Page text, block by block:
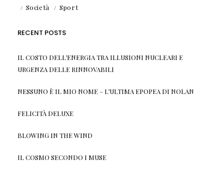
Società
Sport
RECENT POSTS
IL COSTO DELL’ENERGIA TRA ILLUSIONI NUCLEARI E
URGENZA DELLE RINNOVABILI
NESSUNO È IL MIO NOME – L’ULTIMA EPOPEA DI NOLAN
FELICITÀ DELUXE
BLOWING IN THE WIND
IL COSMO SECONDO I MUSE